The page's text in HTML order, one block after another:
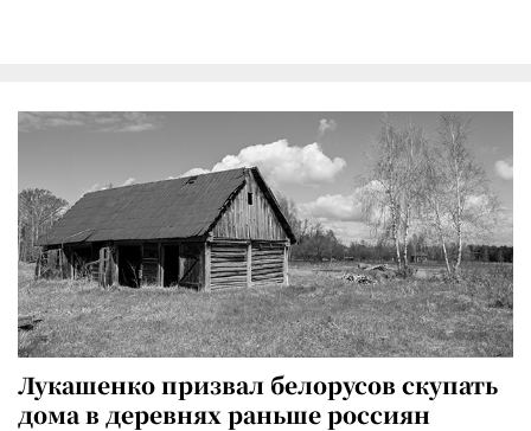
Лукашенко призвал белорусов скупать
дома в деревнях раньше россиян